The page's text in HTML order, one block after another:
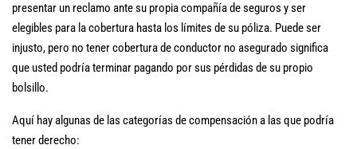
presentar un reclamo ante su propia compañía de seguros y ser
elegibles para la cobertura hasta los límites de su póliza. Puede ser
injusto, pero no tener cobertura de conductor no asegurado significa
que usted podría terminar pagando por sus pérdidas de su propio
bolsillo.
Aquí hay algunas de las categorías de compensación a las que podría
tener derecho: